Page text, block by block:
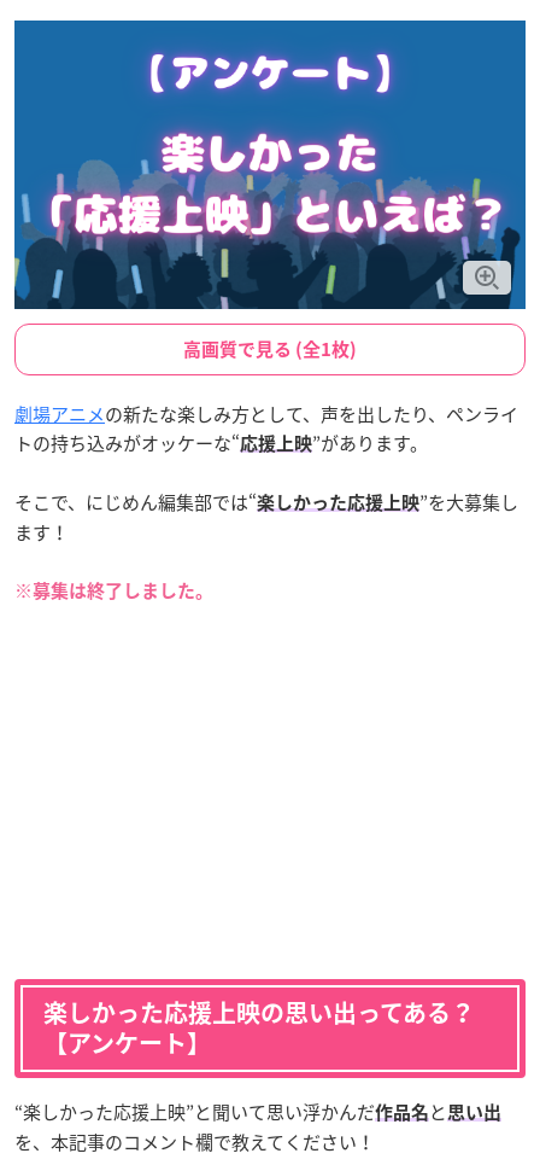
高画質で見る (全1枚)
劇場アニメの新たな楽しみ方として、声を出したり、ペンライ
トの持ち込みがオッケーな“応援上映”があります。
そこで、にじめん編集部では“楽しかった応援上映”を大募集し
ます！
※募集は終了しました。
楽しかった応援上映の思い出ってある？
【アンケート】
“楽しかった応援上映”と聞いて思い浮かんだ作品名 と 思い出
を、本記事のコメント欄で教えてください！